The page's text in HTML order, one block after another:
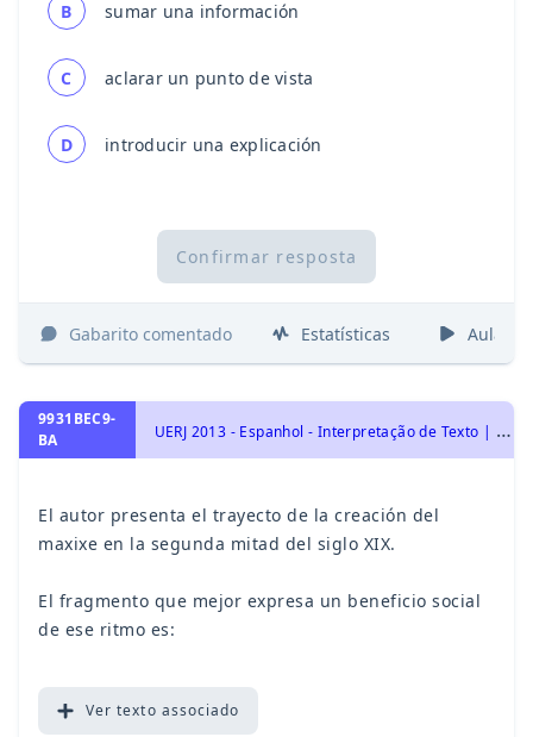
B sumar una información
C aclarar un punto de vista
D introducir una explicación
Confirmar resposta
Gabarito comentado Estatísticas Aulas
9931BEC9-
BA
U
ERJ 2013 - Espanhol - Interpretação de Texto | Comprensión de Lectura
El autor presenta el trayecto de la creación del
maxixe en la segunda mitad del siglo XIX.
El fragmento que mejor expresa un beneficio social
de ese ritmo es:
Ver texto associado